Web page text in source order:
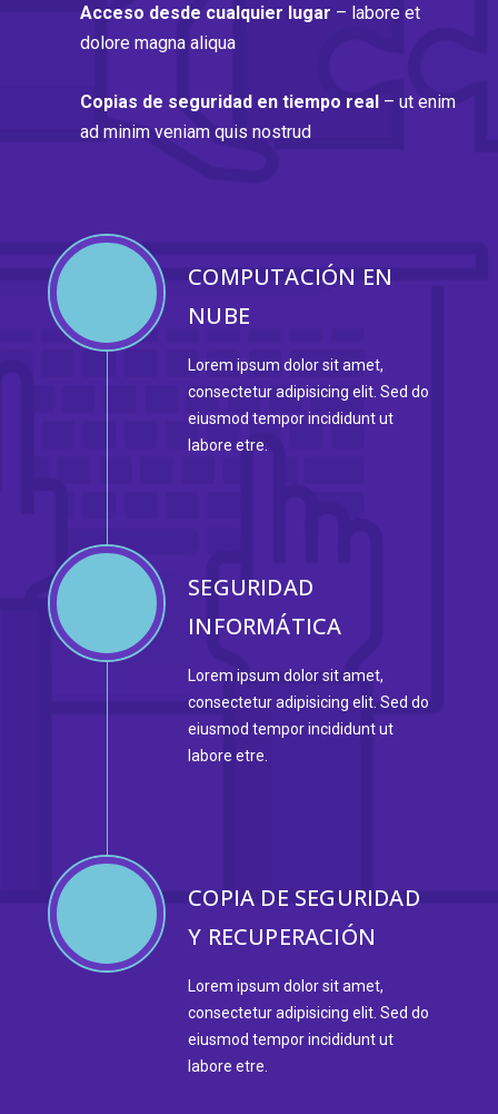
Acceso desde cualquier lugar – labore et
dolore magna aliqua
Copias de seguridad en tiempo real – ut enim
ad minim veniam quis nostrud
COMPUTACIÓN EN
NUBE
Lorem ipsum dolor sit amet,
consectetur adipisicing elit. Sed do
eiusmod tempor incididunt ut
labore etre.
SEGURIDAD
INFORMÁTICA
Lorem ipsum dolor sit amet,
consectetur adipisicing elit. Sed do
eiusmod tempor incididunt ut
labore etre.
COPIA DE SEGURIDAD
Y RECUPERACIÓN
Lorem ipsum dolor sit amet,
consectetur adipisicing elit. Sed do
eiusmod tempor incididunt ut
labore etre.